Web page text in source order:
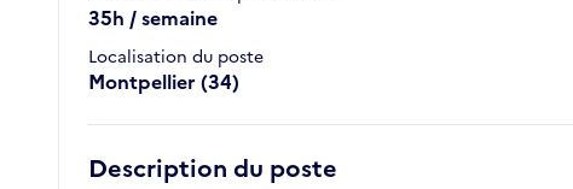
35h / semaine
Localisation du poste
Montpellier (34)
Description du poste